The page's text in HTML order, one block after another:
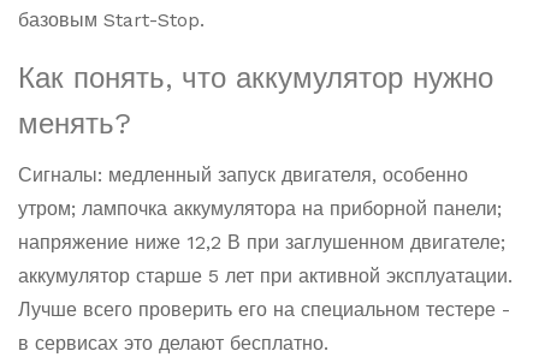
базовым Start-Stop.
Как понять, что аккумулятор нужно
менять?
Сигналы: медленный запуск двигателя, особенно
утром; лампочка аккумулятора на приборной панели;
напряжение ниже 12,2 В при заглушенном двигателе;
аккумулятор старше 5 лет при активной эксплуатации.
Лучше всего проверить его на специальном тестере -
в сервисах это делают бесплатно.